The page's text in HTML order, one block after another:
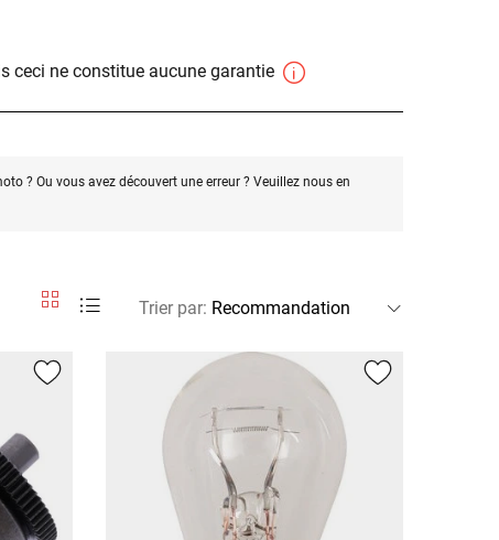
ceci ne constitue aucune garantie
? Ou vous avez découvert une erreur ? Veuillez nous en
Trier par: